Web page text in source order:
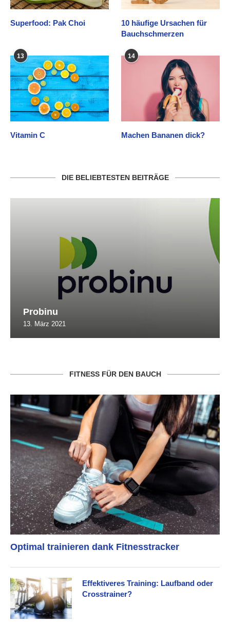
Superfood: Pak Choi
10 häufige Ursachen für
Bauchschmerzen
13
Vitamin C
14
Machen Bananen dick?
DIE BELIEBTESTEN BEITRÄGE
Probinu
13. März 2021
FITNESS FÜR DEN BAUCH
Optimal trainieren dank Fitnesstracker
Effektiveres Training: Laufband oder
Crosstrainer?